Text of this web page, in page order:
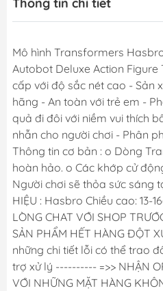
Thông tin chi tiết
Mô hình Transformers
Autobot Deluxe Action
cấp với độ sắc nét cao - Sản
hãng - An toàn với trẻ em -
quả đi đôi với niềm vui thích
nhẫn cho người chơi - Phân
Thông tin cơ bản : o Dòng
hoàn hảo. o Các khớp cử
Người chơi sẽ thỏa sức sáng
HIỆU : Hasbro Chiều cao: 13-
LÒNG CHAT VỚI SHOP
SẢN PHẨM HẾT HÀNG ĐỘT
những chi tiết lỗi có thể trao
trợ xử lý ---------- =>> NHẬN
VỚI NHỮNG MẶT HÀNG